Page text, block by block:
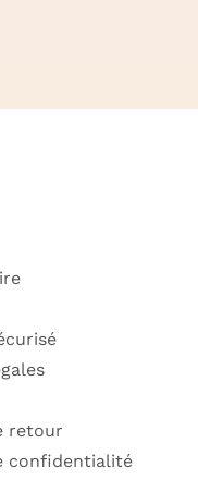
retour
confidentialité